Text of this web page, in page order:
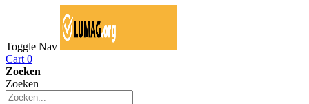
Toggle Nav
Cart 0
Zoeken
Zoeken